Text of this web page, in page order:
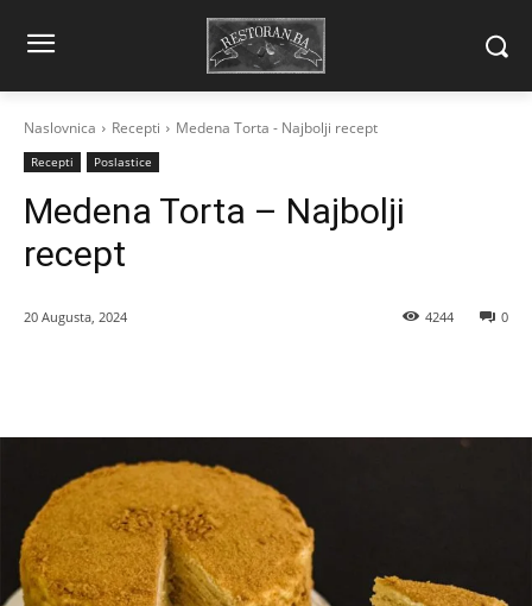
Naslovnica Recepti Medena Torta - Najbolji recept
Recepti Poslastice
Medena Torta – Najbolji
recept
20 Augusta, 2024 0
4244